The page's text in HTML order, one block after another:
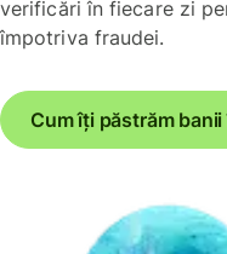
verificări în fiecare zi
împotriva fraudei.
Cum îți păstrăm